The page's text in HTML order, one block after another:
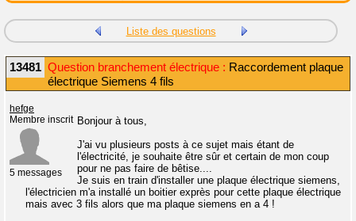
Liste des questions
13481 Question branchement électrique : Raccordement plaque
électrique Siemens 4 fils
hefge
Membre inscrit
5 messages
Bonjour à tous,
J'ai vu plusieurs posts à ce sujet mais étant de
l'électricité, je souhaite être sûr et certain de mon coup
pour ne pas faire de bêtise....
Je suis en train d'installer une plaque électrique siemens,
l'électricien m'a installé un boitier exprès pour cette plaque électrique
mais avec 3 fils alors que ma plaque siemens en a 4 !